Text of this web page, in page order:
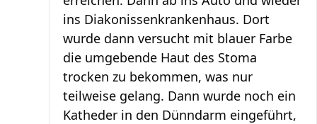
ins Diakonissenkrankenhaus. Dort
wurde dann versucht mit blauer Farbe
die umgebende Haut des Stoma
trocken zu bekommen, was nur
teilweise gelang. Dann wurde noch ein
Katheder in den Dünndarm eingeführt,